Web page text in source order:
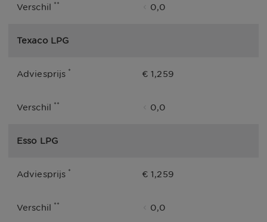
Verschil ** 0,0
Texaco LPG
Adviesprijs * € 1,259
Verschil ** 0,0
Esso LPG
Adviesprijs * € 1,259
Verschil ** 0,0